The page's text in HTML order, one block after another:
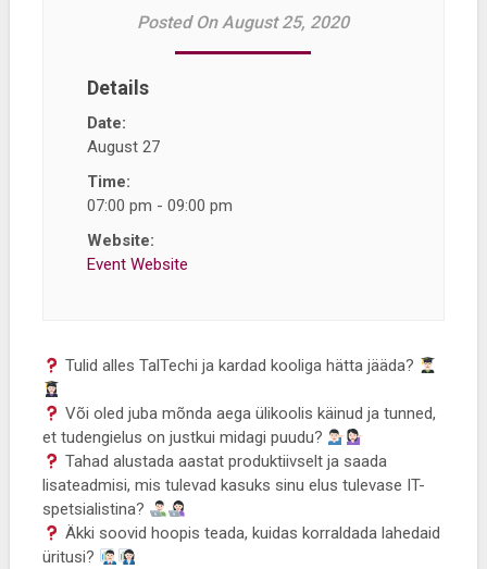
Posted On August 25, 2020
Details
Date:
August 27
Time:
07:00 pm - 09:00 pm
Website:
Event Website
Tulid alles TalTechi ja kardad kooliga hätta jääda?
Või oled juba mõnda aega ülikoolis käinud ja tunned,
et tudengielus on justkui midagi puudu?
Tahad alustada aastat produktiivselt ja saada
lisateadmisi, mis tulevad kasuks sinu elus tulevase IT-
spetsialistina?
Äkki soovid hoopis teada, kuidas korraldada lahedaid
üritusi?